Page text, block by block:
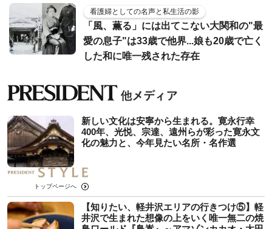
看護婦としての名声と私生活の影
「風、薫る」には出てこない大関和の"最
愛の息子"は33歳で他界...娘も20歳で亡く
した和に唯一残された存在
新しい文化は安寧から生まれる。寛永行幸
400年、光悦、宗達、遠州らが彩った寛永文
化の魅力と、今年見たい名所・名作選
トップページへ
【知りたい、軽井沢エリアの行きつけ⑤】軽
井沢で生まれた想像の上をいく唯一無二の焼